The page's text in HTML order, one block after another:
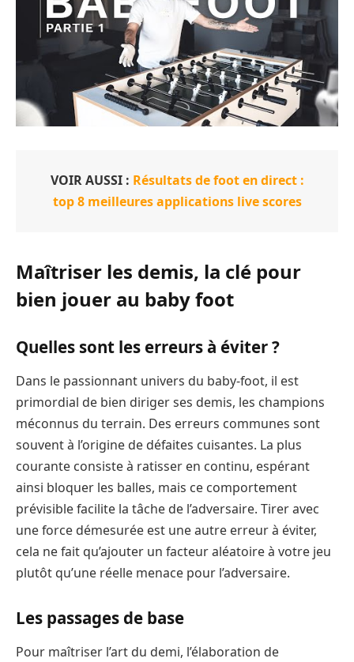
VOIR AUSSI : Résultats de foot en direct :
top 8 meilleures applications live scores
Maîtriser les demis, la clé pour
bien jouer au baby foot
Quelles sont les erreurs à éviter ?
Dans le passionnant univers du baby-foot, il est
primordial de bien diriger ses demis, les champions
méconnus du terrain. Des erreurs communes sont
souvent à l’origine de défaites cuisantes. La plus
courante consiste à ratisser en continu, espérant
ainsi bloquer les balles, mais ce comportement
prévisible facilite la tâche de l’adversaire. Tirer avec
une force démesurée est une autre erreur à éviter,
cela ne fait qu’ajouter un facteur aléatoire à votre jeu
plutôt qu’une réelle menace pour l’adversaire.
Les passages de base
Pour maîtriser l’art du demi, l’élaboration de